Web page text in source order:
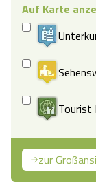
Auf Karte
Tourist
zur